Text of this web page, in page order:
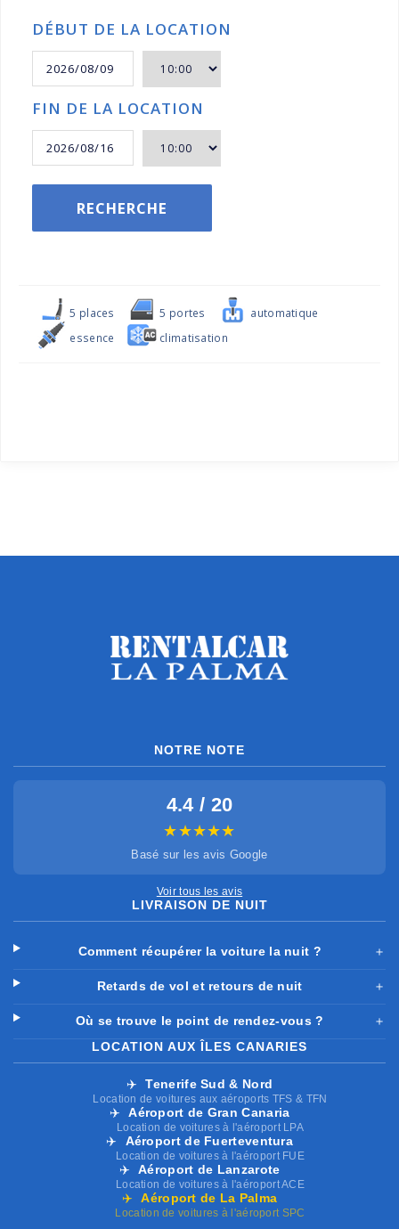
DÉBUT DE LA LOCATION
FIN DE LA LOCATION
RECHERCHE
5 places 5 portes
automatique
essence
climatisation
NOTRE NOTE
4.4 / 20
★★★★★
Basé sur les avis Google
Voir tous les avis
LIVRAISON DE NUIT
Comment récupérer la voiture la nuit ? ＋
Retards de vol et retours de nuit ＋
Où se trouve le point de rendez-vous ?
＋
LOCATION AUX ÎLES CANARIES
✈️ Tenerife Sud & Nord
Location de voitures aux aéroports TFS & TFN
✈️ Aéroport de Gran Canaria
Location de voitures à l'aéroport LPA
✈️ Aéroport de Fuerteventura
Location de voitures à l'aéroport FUE
✈️ Aéroport de Lanzarote
Location de voitures à l'aéroport ACE
✈️ Aéroport de La Palma
Location de voitures à l'aéroport SPC